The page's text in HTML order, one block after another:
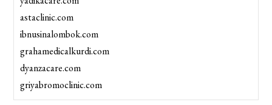
astaclinic.com
ibnusinalombok.com
grahamedicalkurdi.com
dyanzacare.com
griyabromoclinic.com